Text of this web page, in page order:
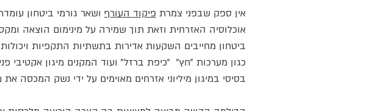
אין ספק שבפני צמרת פיקוד העורף ושאר גורמי ביטחון
אוכלוסיה האזרחית וזאת תוך שמירה על מינימום הוצאה
ביטחון מחייבים השקעות אדירות בתשתיות התקפיות ויכולות
כגון מערכות "חץ" "כיפת ברזל" ועוד המקנים מיגון אקטיבי
בסיסי במיגון מיליוני אזרחים מאוימים על ידי נשק המכסה את